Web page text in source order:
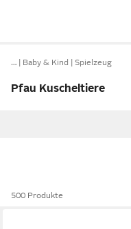
… Baby & Kind Spielzeug
Pfau Kuscheltiere
500 Produkte